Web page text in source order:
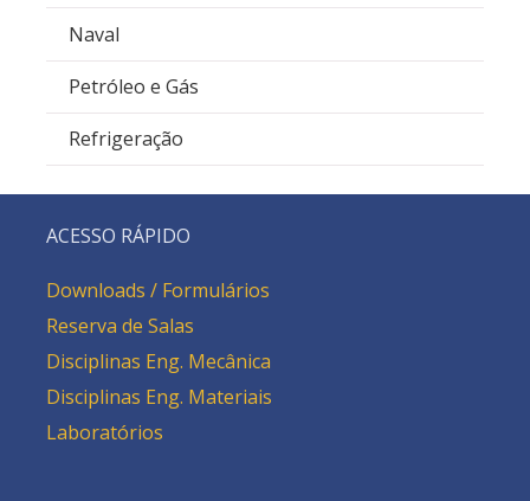
Naval
Petróleo e Gás
Refrigeração
ACESSO RÁPIDO
Downloads / Formulários
Reserva de Salas
Disciplinas Eng. Mecânica
Disciplinas Eng. Materiais
Laboratórios